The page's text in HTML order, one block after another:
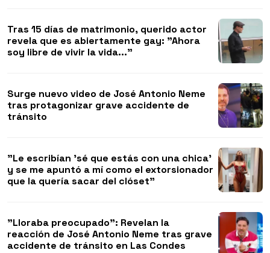
Tras 15 días de matrimonio, querido actor
revela que es abiertamente gay: "Ahora
soy libre de vivir la vida..."
Surge nuevo video de José Antonio Neme
tras protagonizar grave accidente de
tránsito
"Le escribían 'sé que estás con una chica'
y se me apuntó a mí como el extorsionador
que la quería sacar del clóset"
"Lloraba preocupado": Revelan la
reacción de José Antonio Neme tras grave
accidente de tránsito en Las Condes